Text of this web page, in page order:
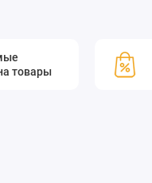
товары